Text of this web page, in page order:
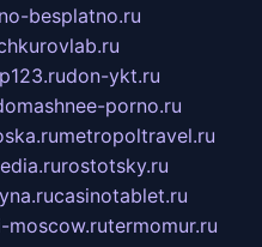
besplatno.ru
don-ykt.ru
porno.ru
metropoltravel.ru
rostotsky.ru
casinotablet.ru
moscow.rutermomur.ru